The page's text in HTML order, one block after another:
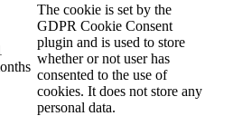
The cookie is set by the
GDPR Cookie Consent
plugin and is used to store
whether or not user has
consented to the use of
cookies. It does not store any
personal data.